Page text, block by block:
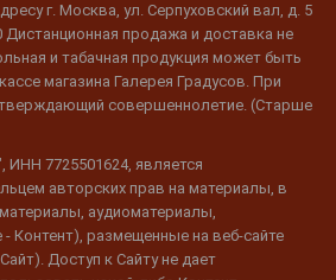
г. Москва, ул. Серпуховский вал, д. 5
Дистанционная продажа и доставка не
и табачная продукция может быть
магазина Галерея Градусов. При
совершеннолетие. (Старше
ИНН 7725501624, является
авторских прав на материалы, в
аудиоматериалы,
Контент), размещенные на веб-сайте
Доступ к Сайту не дает